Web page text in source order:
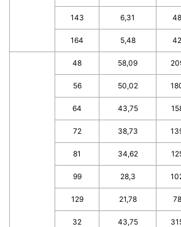
143 6,31 48
164 5,48 42
48 58,09
56 50,02
64 43,75
72 38,73
81 34,62
99 28,3
129 21,78 78
32 43,75